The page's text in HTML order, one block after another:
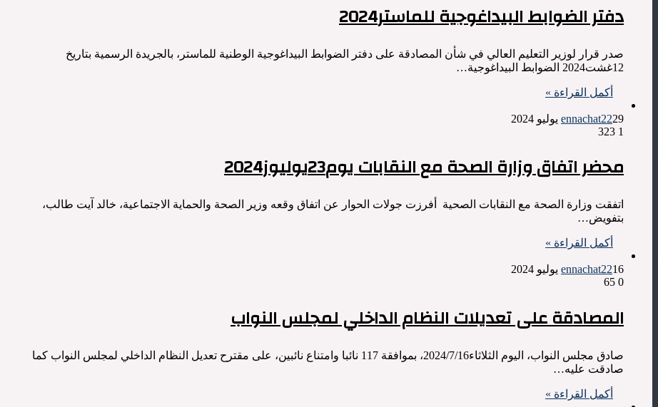
دفتر الضوابط البيداغوجية للماستر2024
صدر قرار لوزير التعليم العالي في شأن المصادقة على دفتر الضوابط البيداغوجية الوطنية للماستر، بالجريدة الرسمية بتاريخ
12غشت2024 الضوابط البيداغوجية…
أكمل القراءة »
ennachat2229 يوليو 2024
1
محضر اتفاق وزارة الصحة مع النقابات يوم23يوليوز2024
اتفقت وزارة الصحة مع النقابات الصحية أفرزت جولات الحوار عن اتفاق وقعه وزير الصحة والحماية الاجتماعية، خالد آيت طالب،
بتفويض…
أكمل القراءة »
ennachat2216 يوليو 2024
0
المصادقة على تعديلات النظام الداخلي لمجلس النواب
صادق مجلس النواب، اليوم الثلاثاء2024/7/16، بموافقة 117 نائبا وامتناع نائبين، على مقترح تعديل النظام الداخلي لمجلس النواب كما
صادقت عليه…
أكمل القراءة »